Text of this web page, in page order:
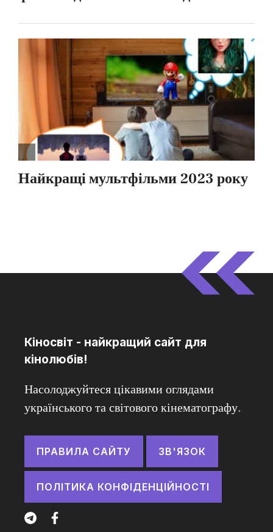
Кіносвіт - найкращий сайт для
кінолюбів!
Насолоджуйтеся цікавими оглядами
українського та світового кінематографу.
ПРАВИЛА САЙТУ ЗВ'ЯЗОК
ПОЛІТИКА КОНФІДЕНЦІЙНОСТІ